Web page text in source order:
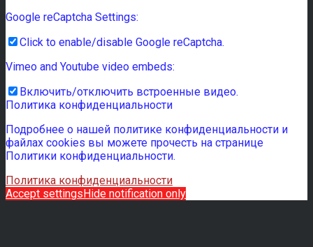
Google reCaptcha Settings:
Click to enable/disable Google reCaptcha.
Vimeo and Youtube video embeds:
Включить/отключить встроенные видео.
Политика конфиденциальности
Подробнее о нашей политике конфиденциальности и
файлах cookies вы можете прочесть на странице
Политики конфиденциальности.
Политика конфиденциальности
Accept settingsHide notification only